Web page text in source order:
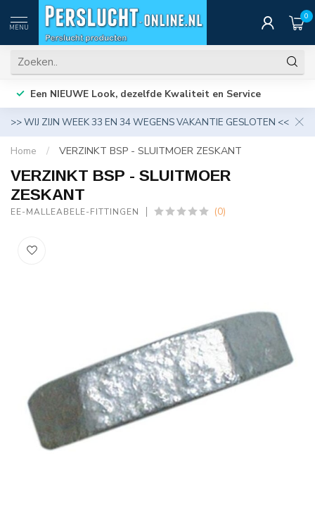
MENU
0
Een NIEUWE Look, dezelfde Kwaliteit en Service
>> WIJ ZIJN WEEK 33 EN 34 WEGENS VAKANTIE GESLOTEN <<
Home / VERZINKT BSP - SLUITMOER ZESKANT
VERZINKT BSP - SLUITMOER
ZESKANT
EE-MALLEABELE-FITTINGEN (0)